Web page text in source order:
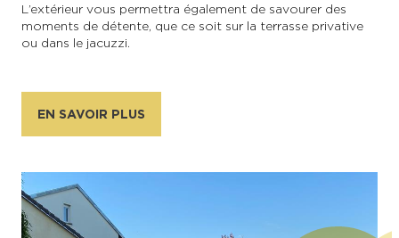
L’extérieur vous permettra également de savourer des
moments de détente, que ce soit sur la terrasse privative
ou dans le jacuzzi.
EN SAVOIR PLUS